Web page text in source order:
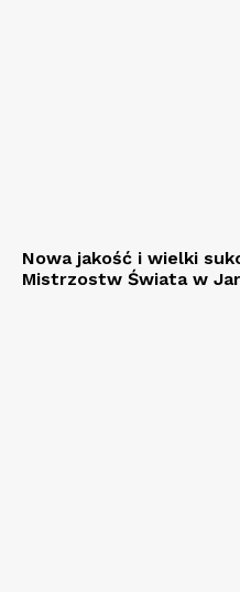
Nowa jakość i wielki
Mistrzostw Świata w